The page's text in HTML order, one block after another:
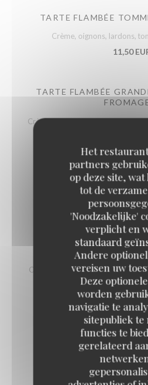
Het
partners
op deze site,
tot de
'Noodzakelijke'
verplicht en
standaard
Andere
vereisen uw
Deze
worden
navigatie te
sitepubliek te
functies te
gerelateerd
TARTE FLAMBÉE
Crème, oignons, lardons,
11,50
TARTE FLAMBÉE
Crème, oignons, lardons et quatre
TARTE FLAMBÉE
Crème, oignons, lardons,
12,50 EUR
TARTE FLAMBÉE
Crème, oignons, lardons,
14,50
TARTE FLAMBÉE
Crème, oignons, champignons,
11,50